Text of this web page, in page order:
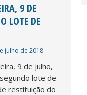
9 DE
LOTE DE
julho de 2018
9 de julho,
lote de
restituição do